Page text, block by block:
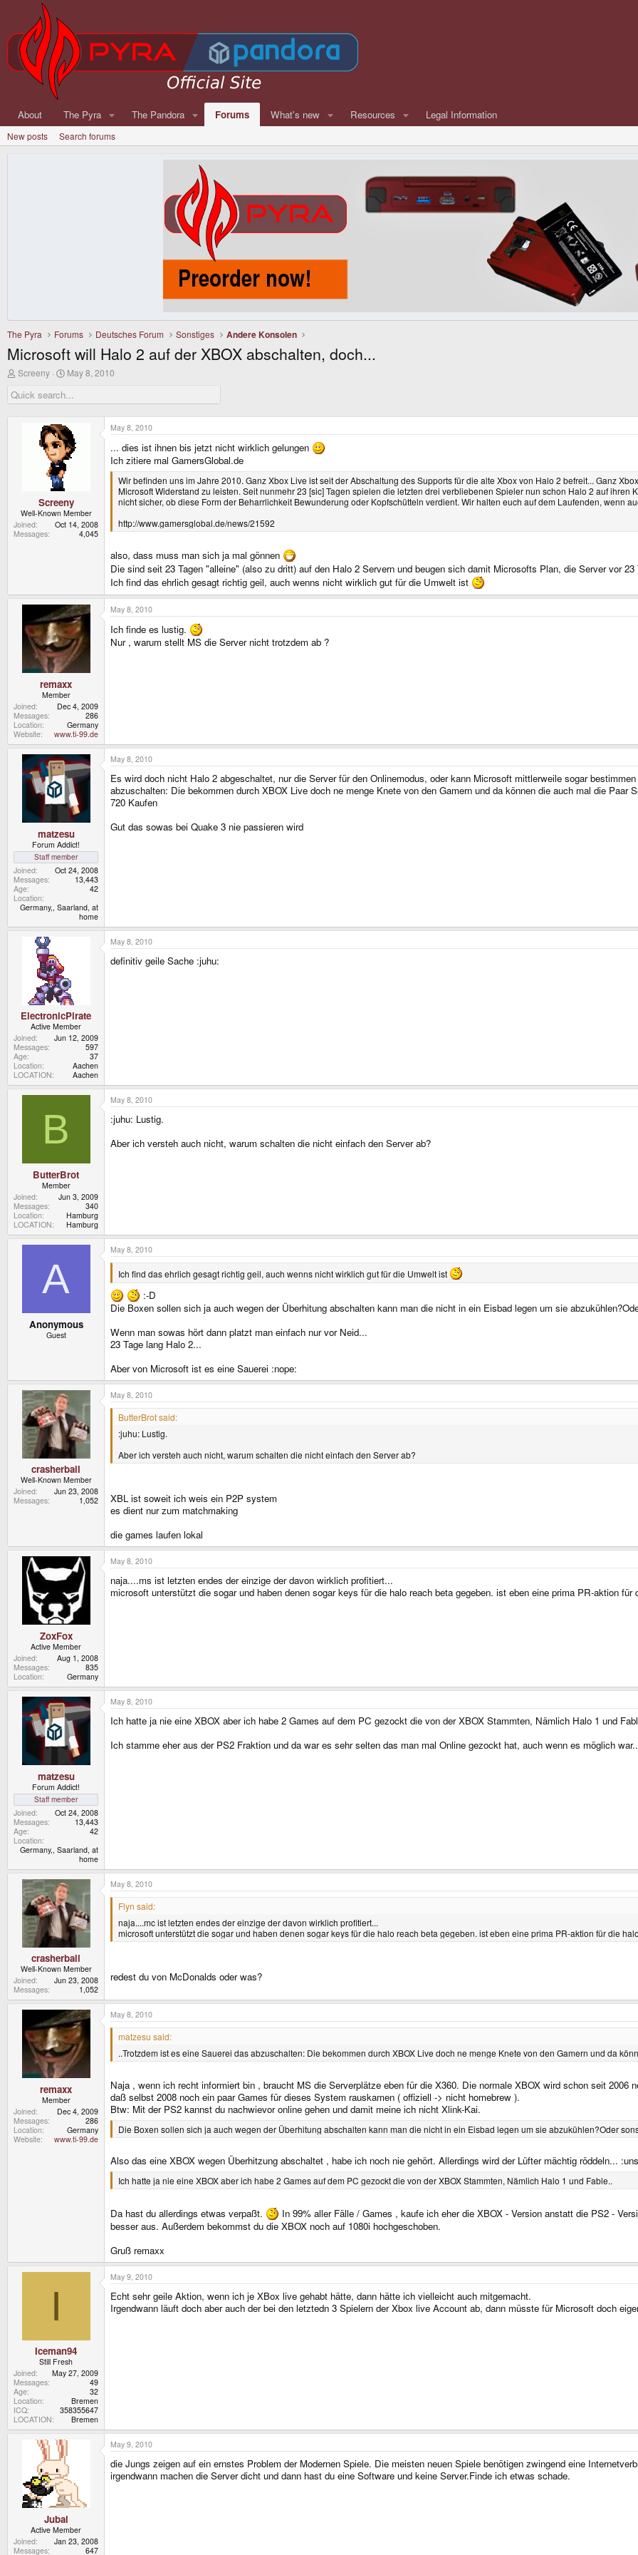
About The Pyra The Pandora Forums What's new Resources Legal Information
New posts Search forums
The Pyra Forums Deutsches Forum Sonstiges Andere Konsolen
Microsoft will Halo 2 auf der XBOX abschalten, doch...
T
r
e
Screeny
S
r
d
a
t
e
May 8, 2010
Screeny
Well-Known Member
Joined
Oct 14, 2008
Messages
4,045
May 8, 2010
... dies ist ihnen bis jetzt nicht wirklich gelungen
Ich zitiere mal GamersGlobal.de
Wir befinden uns im Jahre 2010. Ganz Xbox Live ist seit der Abschaltung des Supports für die alte Xbox von Halo 2 befreit... Ganz
Microsoft Widerstand zu leisten. Seit nunmehr 23 [sic] Tagen spielen die letzten drei verbliebenen Spieler nun schon Halo 2 auf
nicht sicher, ob diese Form der Beharrlichkeit Bewunderung oder Kopfschütteln verdient. Wir halten euch auf dem Laufenden, wenn
http://www.gamersglobal.de/news/21592
also, dass muss man sich ja mal gönnen
Die sind seit 23 Tagen "alleine" (also zu dritt) auf den Halo 2 Servern und beugen sich damit Microsofts Plan, die Server vor
Ich find das ehrlich gesagt richtig geil, auch wenns nicht wirklich gut für die Umwelt ist
remaxx
Member
Joined
Dec 4, 2009
Messages
286
Location
Germany
Website
www.ti-99.de
May 8, 2010
Ich finde es lustig.
Nur , warum stellt MS die Server nicht trotzdem ab ?
matzesu
Forum Addict!
Staff member
Joined
Oct 24, 2008
Messages
13,443
Age
42
Location
Germany,, Saarland, at
home
May 8, 2010
Es wird doch nicht Halo 2 abgeschaltet, nur die Server für den Onlinemodus, oder kann Microsoft mittlerweile sogar
abzuschalten: Die bekommen durch XBOX Live doch ne menge Knete von den Gamern und da können die auch mal die
720 Kaufen
Gut das sowas bei Quake 3 nie passieren wird
ElectronicPirate
Active Member
Joined
Jun 12, 2009
Messages
597
Age
37
Location
Aachen
LOCATION
Aachen
May 8, 2010
definitiv geile Sache :juhu:
B
ButterBrot
Member
Joined
Jun 3, 2009
Messages
340
Location
Hamburg
LOCATION
Hamburg
May 8, 2010
:juhu: Lustig.
Aber ich versteh auch nicht, warum schalten die nicht einfach den Server ab?
A
Anonymous
Guest
May 8, 2010
Ich find das ehrlich gesagt richtig geil, auch wenns nicht wirklich gut für die Umwelt ist
:-D
Die Boxen sollen sich ja auch wegen der Überhitung abschalten kann man die nicht in ein Eisbad legen um sie
Wenn man sowas hört dann platzt man einfach nur vor Neid...
23 Tage lang Halo 2...
Aber von Microsoft ist es eine Sauerei :nope:
crasherball
Well-Known Member
Joined
Jun 23, 2008
Messages
1,052
May 8, 2010
ButterBrot said:
:juhu: Lustig.
Aber ich versteh auch nicht, warum schalten die nicht einfach den Server ab?
XBL ist soweit ich weis ein P2P system
es dient nur zum matchmaking
die games laufen lokal
ZoxFox
Active Member
Joined
Aug 1, 2008
Messages
835
Location
Germany
May 8, 2010
naja....ms ist letzten endes der einzige der davon wirklich profitiert...
microsoft unterstützt die sogar und haben denen sogar keys für die halo reach beta gegeben. ist eben eine prima PR-aktion
matzesu
Forum Addict!
Staff member
Joined
Oct 24, 2008
Messages
13,443
Age
42
Location
Germany,, Saarland, at
home
May 8, 2010
Ich hatte ja nie eine XBOX aber ich habe 2 Games auf dem PC gezockt die von der XBOX Stammten, Nämlich Halo 1 und
Ich stamme eher aus der PS2 Fraktion und da war es sehr selten das man mal Online gezockt hat, auch wenn es möglich war..
crasherball
Well-Known Member
Joined
Jun 23, 2008
Messages
1,052
May 8, 2010
Flyn said:
naja....mc ist letzten endes der einzige der davon wirklich profitiert...
microsoft unterstützt die sogar und haben denen sogar keys für die halo reach beta gegeben. ist eben eine prima PR-aktion für die
redest du von McDonalds oder was?
remaxx
Member
Joined
Dec 4, 2009
Messages
286
Location
Germany
Website
www.ti-99.de
May 8, 2010
matzesu said:
..Trotzdem ist es eine Sauerei das abzuschalten: Die bekommen durch XBOX Live doch ne menge Knete von den Gamern und da
Naja , wenn ich recht informiert bin , braucht MS die Serverplätze eben für die X360. Die normale XBOX wird schon seit
daß selbst 2008 noch ein paar Games für dieses System rauskamen ( offiziell -> nicht homebrew ).
Btw: Mit der PS2 kannst du nachwievor online gehen und damit meine ich nicht Xlink-Kai.
Die Boxen sollen sich ja auch wegen der Überhitung abschalten kann man die nicht in ein Eisbad legen um sie abzukühlen?Oder
Also das eine XBOX wegen Überhitzung abschaltet , habe ich noch nie gehört. Allerdings wird der Lüfter mächtig röddeln...
Ich hatte ja nie eine XBOX aber ich habe 2 Games auf dem PC gezockt die von der XBOX Stammten, Nämlich Halo 1 und Fable..
Da hast du allerdings etwas verpaßt.
In 99% aller Fälle / Games , kaufe ich eher die XBOX - Version anstatt die PS2 -
besser aus. Außerdem bekommst du die XBOX noch auf 1080i hochgeschoben.
Gruß remaxx
I
Iceman94
Still Fresh
Joined
May 27, 2009
Messages
49
Age
32
Location
Bremen
ICQ
358355647
LOCATION
Bremen
May 9, 2010
Echt sehr geile Aktion, wenn ich je XBox live gehabt hätte, dann hätte ich vielleicht auch mitgemacht.
Irgendwann läuft doch aber auch der bei den letztedn 3 Spielern der Xbox live Account ab, dann müsste für Microsoft doch
Jubal
Active Member
Joined
Jan 23, 2008
Messages
647
May 9, 2010
die Jungs zeigen auf ein ernstes Problem der Modernen Spiele. Die meisten neuen Spiele benötigen zwingend eine
irgendwann machen die Server dicht und dann hast du eine Software und keine Server.Finde ich etwas schade.